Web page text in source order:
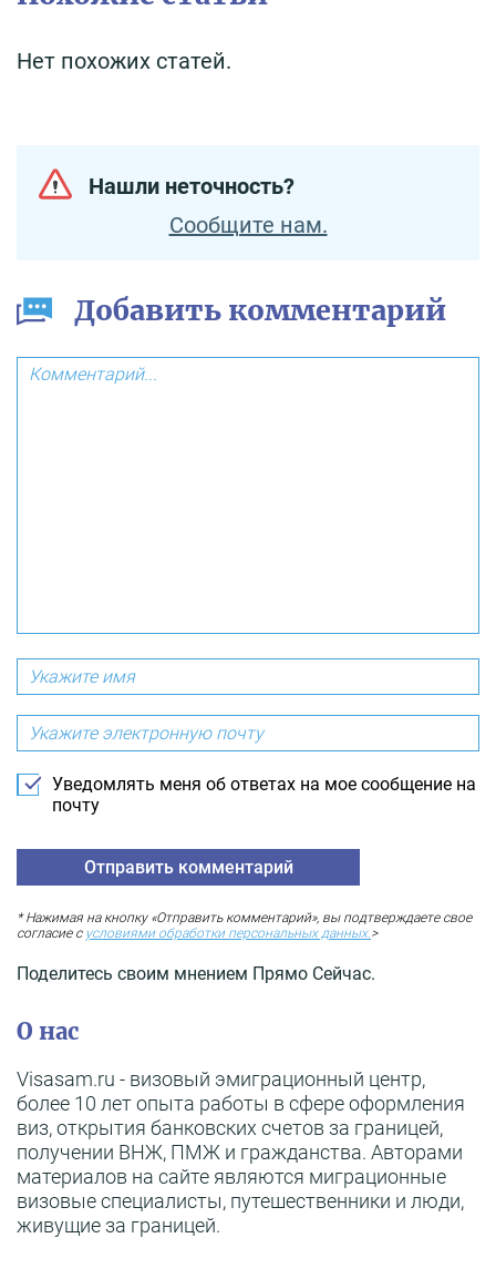
Нет похожих статей.
Нашли неточность?
Сообщите нам.
Добавить комментарий
Уведомлять меня об ответах на мое сообщение на
почту
* Нажимая на кнопку «Отправить комментарий», вы подтверждаете свое
согласие с условиями обработки персональных данных. >
Поделитесь своим мнением Прямо Сейчас.
О нас
Visasam.ru - визовый эмиграционный центр,
более 10 лет опыта работы в сфере оформления
виз, открытия банковских счетов за границей,
получении ВНЖ, ПМЖ и гражданства. Авторами
материалов на сайте являются миграционные
визовые специалисты, путешественники и люди,
живущие за границей.